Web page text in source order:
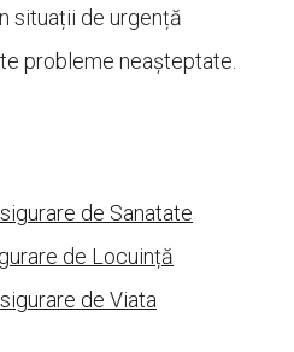
situații de urgență
probleme neașteptate.
de Sanatate
de Locuință
de Viata